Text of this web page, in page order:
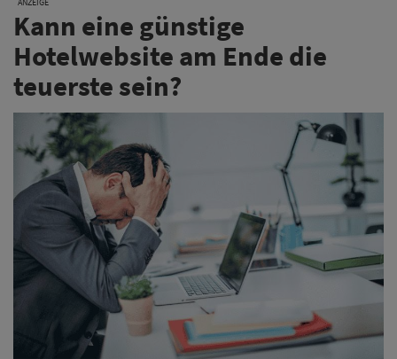
ANZEIGE
Kann eine günstige
Hotelwebsite am Ende die
teuerste sein?